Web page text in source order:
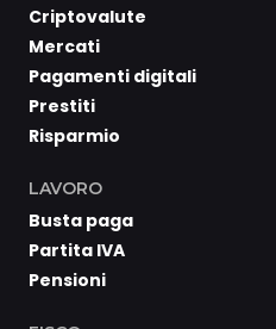
Criptovalute
Mercati
Pagamenti digitali
Prestiti
Risparmio
LAVORO
Busta paga
Partita IVA
Pensioni